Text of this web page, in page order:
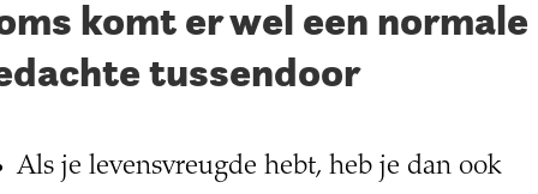
komt er wel een normale
tussendoor
Als je levensvreugde hebt, heb je dan ook